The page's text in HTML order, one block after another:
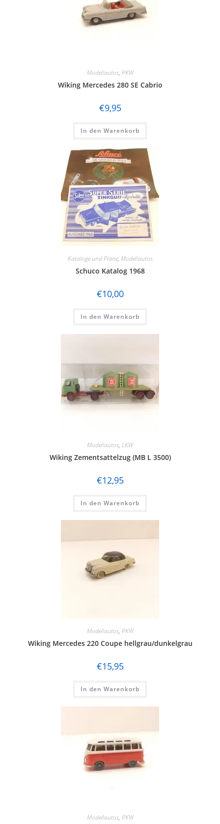
Modellautos, PKW
Wiking Mercedes 280 SE Cabrio
€9,95
In den Warenkorb
Kataloge und Pläne, Modellautos
Schuco Katalog 1968
€10,00
In den Warenkorb
Modellautos, LKW
Wiking Zementsattelzug (MB L 3500)
€12,95
In den Warenkorb
Modellautos, PKW
Wiking Mercedes 220 Coupe hellgrau/dunkelgrau
€15,95
In den Warenkorb
Modellautos, PKW